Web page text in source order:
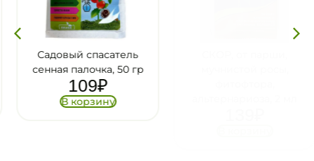
Садовый спасатель
сенная палочка, 50 гр
109₽
В корзину